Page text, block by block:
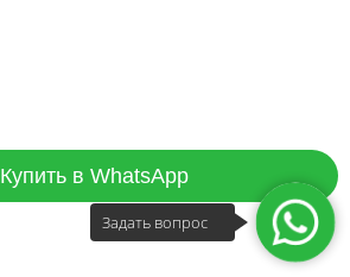
Купить в WhatsApp
Задать вопрос